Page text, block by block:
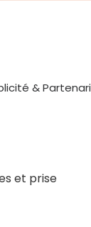
&
et prise